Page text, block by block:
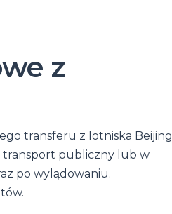
z
transferu z lotniska Beijing
transport publiczny lub w
po wylądowaniu.